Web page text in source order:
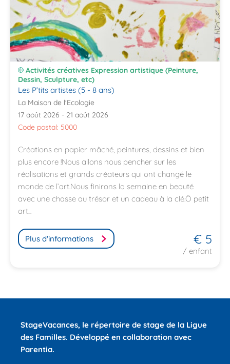
Activités créatives Expression artistique (Peinture,
Dessin, Sculpture, etc)
Les P’tits artistes (5 - 8 ans)
La Maison de l'Ecologie
17 août 2026 - 21 août 2026
Code postal: 5000
Créations en papier mâché, peintures, dessins et bien
plus encore !Nous allons nous pencher sur les
réalisations et grands créateurs qui ont changé le
monde de l’art.Nous finirons la semaine en beauté
avec une chasse au trésor et un cadeau à la clé.Ô petit
art...
Plus d'informations € 5
/ enfant
StageVacances, le répertoire de stage de la Ligue
des Familles. Développé en collaboration avec
Parentia.